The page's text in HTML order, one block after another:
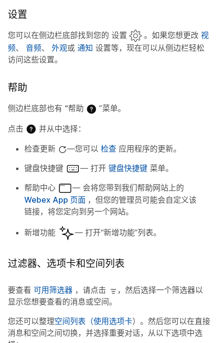
设置
您可以在侧边栏底部找到您的 设置 。如果您想更改 视
频、 音频、 外观或 通知 设置等，现在可以从侧边栏轻松
访问这些设置。
帮助
侧边栏底部也有 “帮助 ”菜单。
点击 并从中选择：
检查更新 —您可以 检查 应用程序的更新。
键盘快捷键
— 打开 键盘快捷键 菜单。
帮助中心
— 会将您带到我们帮助网站上的
Webex App 页面 ，但您的管理员可能会自定义该
链接，将您定向到另一个网站。
新增功能 — 打开“新增功能”列表。
过滤器、选项卡和空间列表
要查看 可用筛选器 ，请点击
，然后选择一个筛选器以
显示您想要查看的消息或空间。
您还可以整理空间列表（使用选项卡）。然后您可以在直接
消息和空间之间切换，并选择重要对话，从以下选项中选